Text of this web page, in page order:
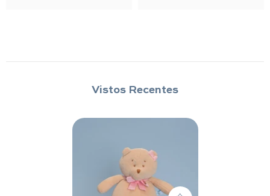
Vistos Recentes